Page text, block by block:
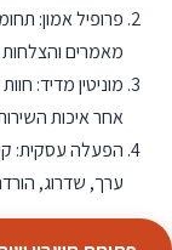
פרופיל אמון:
מאמרים והצלחות
מוניטין מדיד:
אחר איכות
הפעלה עסקית:
ערך, שדרוג,